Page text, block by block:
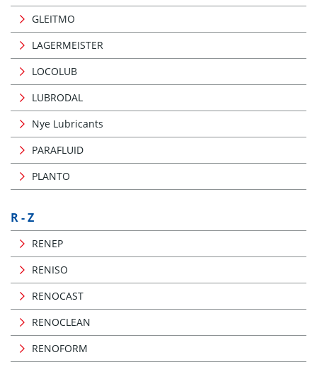
GLEITMO
LAGERMEISTER
LOCOLUB
LUBRODAL
Nye Lubricants
PARAFLUID
PLANTO
R - Z
RENEP
RENISO
RENOCAST
RENOCLEAN
RENOFORM